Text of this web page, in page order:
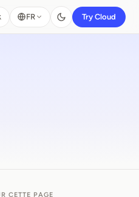
FR Try Cloud
CETTE PAGE